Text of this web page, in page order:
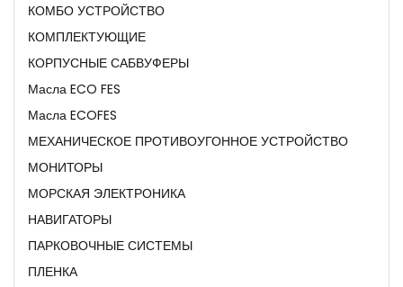
КОМБО УСТРОЙСТВО
КОМПЛЕКТУЮЩИЕ
КОРПУСНЫЕ САБВУФЕРЫ
Масла ECO FES
Масла ECOFES
МЕХАНИЧЕСКОЕ ПРОТИВОУГОННОЕ УСТРОЙСТВО
МОНИТОРЫ
МОРСКАЯ ЭЛЕКТРОНИКА
НАВИГАТОРЫ
ПАРКОВОЧНЫЕ СИСТЕМЫ
ПЛЕНКА